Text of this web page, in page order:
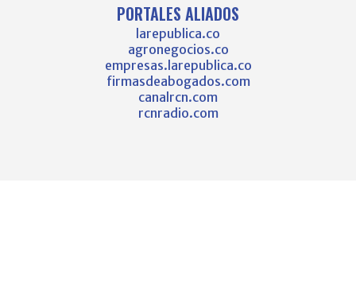
PORTALES ALIADOS
larepublica.co
agronegocios.co
empresas.larepublica.co
firmasdeabogados.com
canalrcn.com
rcnradio.com